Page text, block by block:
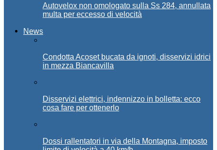
Autovelox non omologato sulla Ss 284, annullata
multa per eccesso di velocità
News
Condotta Acoset bucata da ignoti, disservizi idrici
in mezza Biancavilla
Disservizi elettrici, indennizzo in bolletta: ecco
cosa fare per ottenerlo
Dossi rallentatori in via della Montagna, imposto